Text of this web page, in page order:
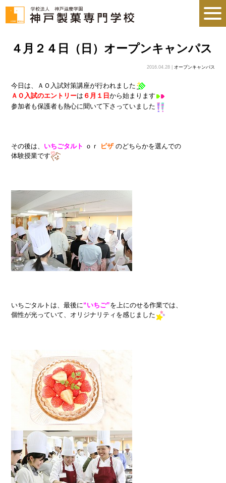
４月２４日（日）オープンキャンパス
2016.04.28 | オープンキャンパス
今日は、ＡＯ入試対策講座が行われました
ＡＯ入試のエントリーは ６月１日から始まります
参加者も保護者も熱心に聞いて下さっていました
その後は、 いちごタルト ｏｒ ピザのどちらかを選んでの
体験授業です
いちごタルトは、最後に“いちご”を上にのせる作業では、
個性が光っていて、オリジナリティを感じました